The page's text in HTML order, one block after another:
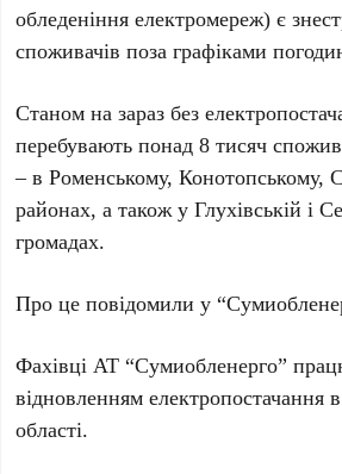
обледеніння електромереж) є
споживачів поза графіками
Станом на зараз без
перебувають понад 8 тисяч
– в Роменському, Конотопському,
районах, а також у Глухівській і
громадах.
Про це повідомили у
Фахівці АТ “Сумиобленерго”
відновленням електропостачання
області.